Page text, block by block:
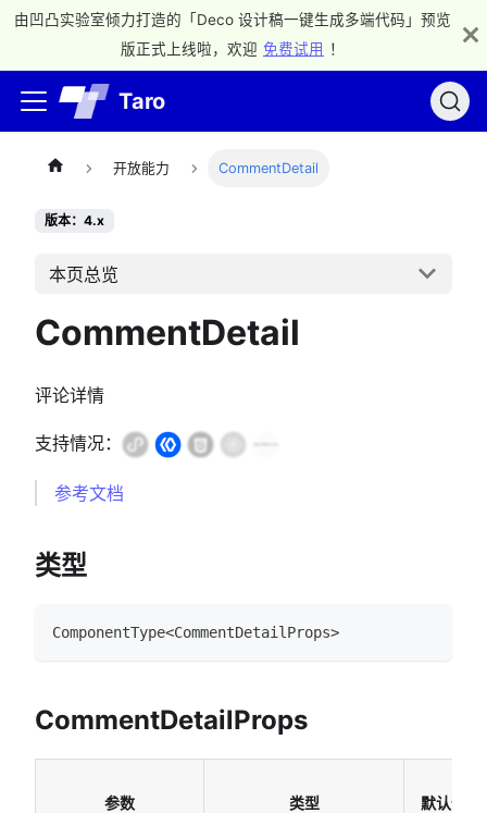
由凹凸实验室倾力打造的「Deco 设计稿一键生成多端代码」预览
版正式上线啦，欢迎 免费试用 ！
Taro
开放能力 CommentDetail
版本：4.x
本页总览
CommentDetail
评论详情
支持情况：
参考文档
类型
ComponentType<CommentDetailProps>
CommentDetailProps
参数 类型 默认值